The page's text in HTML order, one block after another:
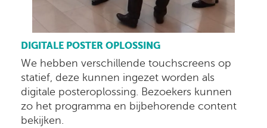
DIGITALE POSTER OPLOSSING
We hebben verschillende touchscreens op
statief, deze kunnen ingezet worden als
digitale posteroplossing. Bezoekers kunnen
zo het programma en bijbehorende content
bekijken.